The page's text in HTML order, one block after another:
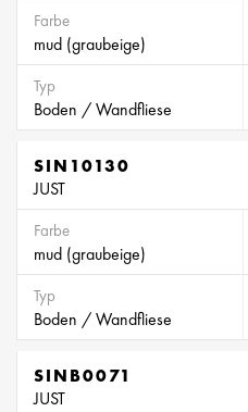
Farbe
mud (graubeige)
Typ
Boden / Wandfliese
SIN10130
JUST
Farbe
mud (graubeige)
Typ
Boden / Wandfliese
SINB0071
JUST